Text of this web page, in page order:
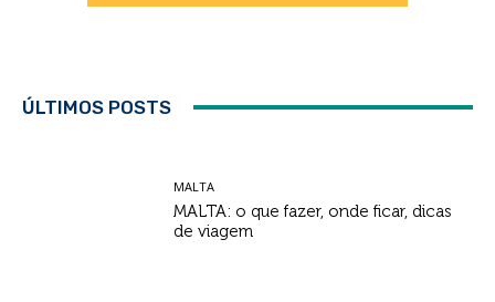
ÚLTIMOS POSTS
MALTA
MALTA: o que fazer, onde ficar, dicas
de viagem